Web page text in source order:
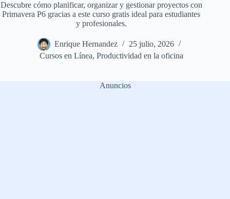
Descubre cómo planificar, organizar y gestionar proyectos con
Primavera P6 gracias a este curso gratis ideal para estudiantes
y profesionales.
Enrique Hernandez
25 julio, 2026
Cursos en Línea,Productividad en la oficina
Anuncios